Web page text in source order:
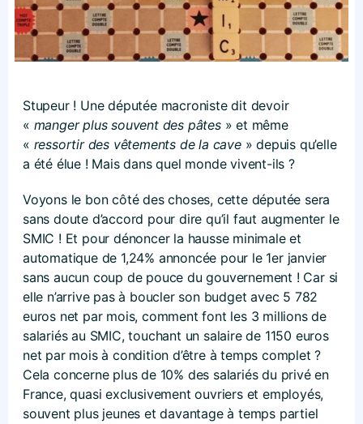
Stupeur ! Une députée macroniste dit devoir
« manger plus souvent des pâtes» et même
« ressortir des vêtements de la cave» depuis qu’elle
a été élue ! Mais dans quel monde vivent-ils ?
Voyons le bon côté des choses, cette députée sera
sans doute d’accord pour dire qu’il faut augmenter le
SMIC ! Et pour dénoncer la hausse minimale et
automatique de 1,24% annoncée pour le 1er janvier
sans aucun coup de pouce du gouvernement ! Car si
elle n’arrive pas à boucler son budget avec 5 782
euros net par mois, comment font les 3 millions de
salariés au SMIC, touchant un salaire de 1150 euros
net par mois à condition d’être à temps complet ?
Cela concerne plus de 10% des salariés du privé en
France, quasi exclusivement ouvriers et employés,
souvent plus jeunes et davantage à temps partiel